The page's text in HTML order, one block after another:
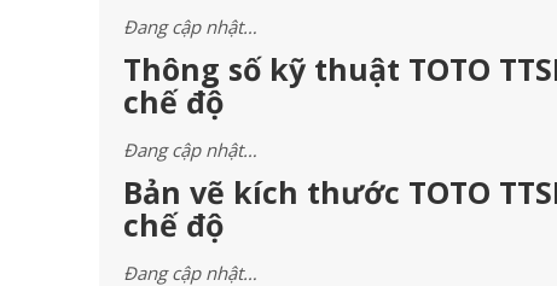
Đang cập nhật…
Thông số kỹ thuật TOTO
chế độ
Đang cập nhật…
Bản vẽ kích thước TOTO
chế độ
Đang cập nhật…